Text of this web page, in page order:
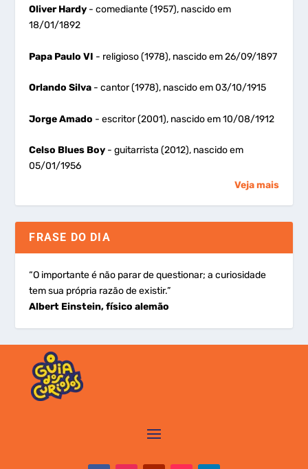
Oliver Hardy - comediante (1957), nascido em
18/01/1892
Papa Paulo VI - religioso (1978), nascido em 26/09/1897
Orlando Silva - cantor (1978), nascido em 03/10/1915
Jorge Amado - escritor (2001), nascido em 10/08/1912
Celso Blues Boy - guitarrista (2012), nascido em
05/01/1956
Veja mais
FRASE DO DIA
“O importante é não parar de questionar; a curiosidade
tem sua própria razão de existir.”
Albert Einstein, físico alemão